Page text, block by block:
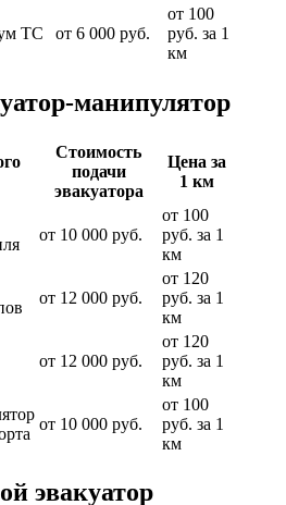
ТС от 6 000 руб.
от 100
руб. за 1
км
манипулятор
Стоимость
подачи
эвакуатора
Цена за
1 км
от 10 000 руб.
от 100
руб. за 1
км
от 12 000 руб.
от 120
руб. за 1
км
от 12 000 руб.
от 120
руб. за 1
км
от 10 000 руб.
от 100
руб. за 1
км
эвакуатор